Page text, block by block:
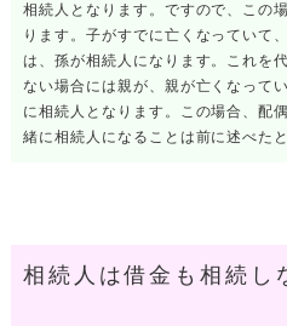
相続人となります。ですので、この
ります。子がすでに亡くなっていて
は、孫が相続人になります。これを
ない場合には親が、親が亡くなって
に相続人となります。この場合、配
緒に相続人になることは前に述べた
相続人は借金も相続し